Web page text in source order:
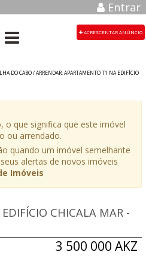
Entrar
ACRESCENTAR ANÚNCIO
DO CABO/ARRENDAR: APARTAMENTO T1 NA EDIFÍCIO
o que significa que este imóvel
ou arrendado.
quando um imóvel semelhante
alertas de novos imóveis
Imóveis
3 500 000 AKZ
CHICALA MAR -